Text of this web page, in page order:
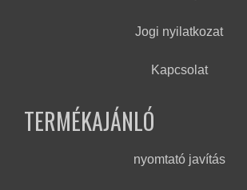
Jogi nyilatkozat
Kapcsolat
TERMÉKAJÁNLÓ
nyomtató javítás